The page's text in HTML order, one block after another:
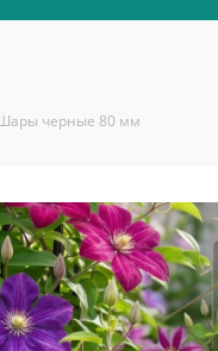
черные 80 мм